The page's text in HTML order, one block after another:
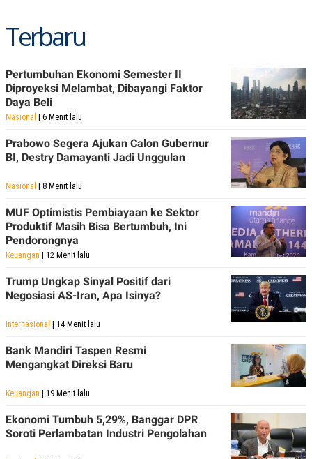
Terbaru
Pertumbuhan Ekonomi Semester II
Diproyeksi Melambat, Dibayangi Faktor
Daya Beli
Nasional | 6 Menit lalu
Prabowo Segera Ajukan Calon Gubernur
BI, Destry Damayanti Jadi Unggulan
Nasional | 8 Menit lalu
MUF Optimistis Pembiayaan ke Sektor
Produktif Masih Bisa Bertumbuh, Ini
Pendorongnya
Keuangan | 12 Menit lalu
Trump Ungkap Sinyal Positif dari
Negosiasi AS-Iran, Apa Isinya?
Internasional | 14 Menit lalu
Bank Mandiri Taspen Resmi
Mengangkat Direksi Baru
Keuangan | 19 Menit lalu
Ekonomi Tumbuh 5,29%, Banggar DPR
Soroti Perlambatan Industri Pengolahan